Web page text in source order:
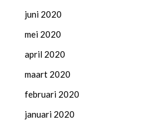
juni 2020
mei 2020
april 2020
maart 2020
februari 2020
januari 2020